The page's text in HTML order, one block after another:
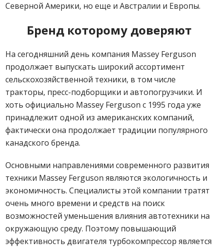
Северной Америки, но еще и Австралии и Европы.
Бренд которому доверяют
На сегодняшний день компания Massey Ferguson
продолжает выпускать широкий ассортимент
сельскохозяйственной техники, в том числе
тракторы, пресс-подборщики и автопогрузчики. И
хоть официально Massey Ferguson с 1995 года уже
принадлежит одной из американских компаний,
фактически она продолжает традиции популярного
канадского бренда.
Основными направлениями современного развития
техники Massey Ferguson являются экологичность и
экономичность. Специалисты этой компании тратят
очень много времени и средств на поиск
возможностей уменьшения влияния автотехники на
окружающую среду. Поэтому повышающий
эффективность двигателя турбокомпрессор является